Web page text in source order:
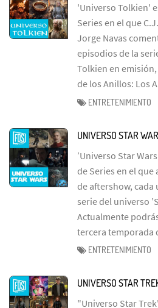
'Universo Tolkien'
Series en el que
Jorge Navas
episodios de la
Tolkien en
de los Anillos: Los
ENTRETENIMIENTO
UNIVERSO STAR
’Universo Star
de Series en el
de aftershow, cada
serie del universo
Actualmente
tercera temporada
ENTRETENIMIENTO
UNIVERSO STAR
"Universo Star